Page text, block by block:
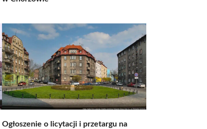
Ogłoszenie o licytacji i przetargu na